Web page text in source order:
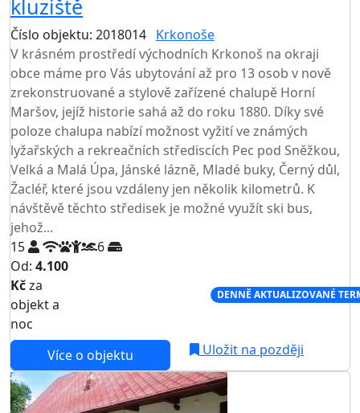
kluziště
Číslo objektu: 2018014 Krkonoše
V krásném prostředí východních Krkonoš na okraji
obce máme pro Vás ubytování až pro 13 osob v nově
zrekonstruované a stylově zařízené chalupě Horní
Maršov, jejíž historie sahá až do roku 1880. Díky své
poloze chalupa nabízí možnost vyžití ve známých
lyžařských a rekreačních střediscích Pec pod Sněžkou,
Velká a Malá Úpa, Jánské lázně, Mladé buky, Černý důl,
Žacléř, které jsou vzdáleny jen několik kilometrů. K
návštěvě těchto středisek je možné využít ski bus,
jehož...
15
6
Od: 4.100
Kčza
objekt a
noc
DENNĚ AKTUALIZOVANÉ
Více o objektu Uložit na později